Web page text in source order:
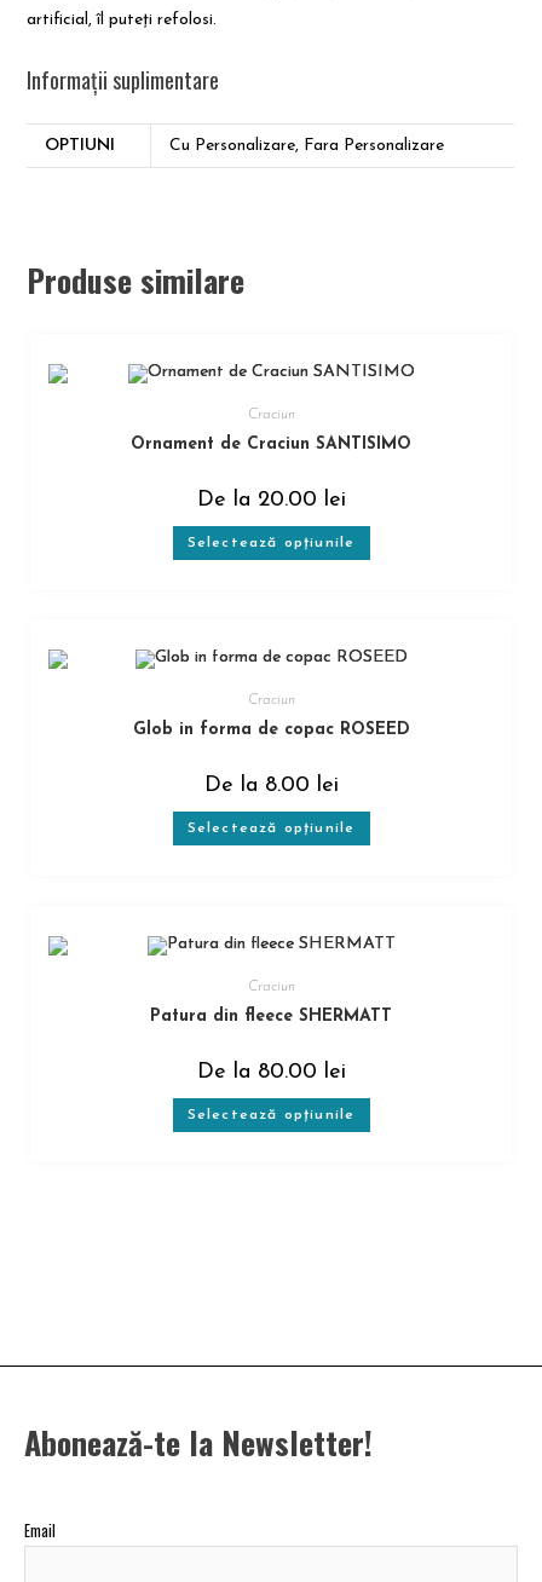
artificial, îl puteți refolosi.
Informații suplimentare
OPTIUNI Cu Personalizare, Fara Personalizare
Produse similare
Craciun
Ornament de Craciun SANTISIMO
De la 20.00 lei
Selectează opțiunile
Craciun
Glob in forma de copac ROSEED
De la 8.00 lei
Selectează opțiunile
Craciun
Patura din fleece SHERMATT
De la 80.00 lei
Selectează opțiunile
Abonează-te la Newsletter!
Email